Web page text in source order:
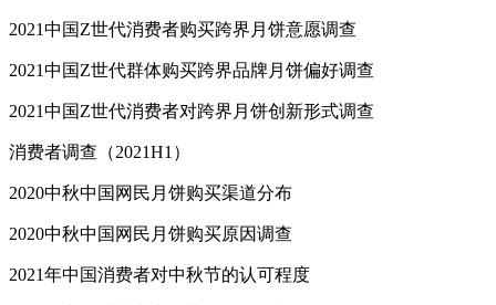
2021中国Z世代消费者购买跨界月饼意愿调查
2021中国Z世代群体购买跨界品牌月饼偏好调查
2021中国Z世代消费者对跨界月饼创新形式调查
消费者调查（2021H1）
2020中秋中国网民月饼购买渠道分布
2020中秋中国网民月饼购买原因调查
2021年中国消费者对中秋节的认可程度